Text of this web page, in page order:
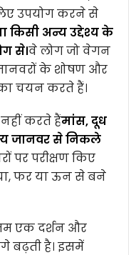
उपयोग करने से
किसी अन्य उद्देश्य के
से।वे लोग जो वेगन
के शोषण और
चयन करते हैं।
करते हैंमांस, दूध
जानवर से निकले
पर परीक्षण किए
फर या ऊन से बने
एक दर्शन और
बढ़ती है। इसमें